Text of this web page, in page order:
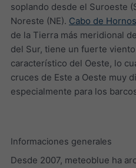
soplando desde el Suroeste
Noreste (NE). Cabo de Hornos
de la Tierra más meridional
del Sur, tiene un fuerte viento
característico del Oeste, lo
cruces de Este a Oeste muy
especialmente para los
Informaciones generales
Desde 2007, meteoblue ha